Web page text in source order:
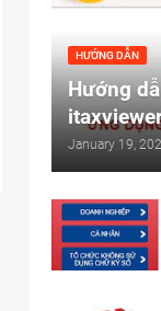
HƯỚNG DẪN
Hướng
January 19,